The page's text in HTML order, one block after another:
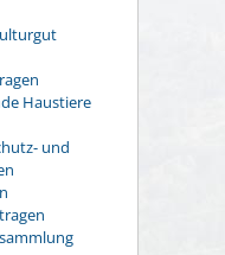
Haustiere
und